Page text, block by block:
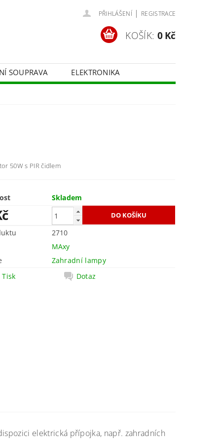
PŘIHLÁŠENÍ | REGISTRACE
KOŠÍK: 0 Kč
SOUPRAVA
ELEKTRONIKA
50W s PIR čidlem
Skladem
2710
MAxy
Zahradní lampy
Tisk
Dotaz
elektrická přípojka, např. zahradních